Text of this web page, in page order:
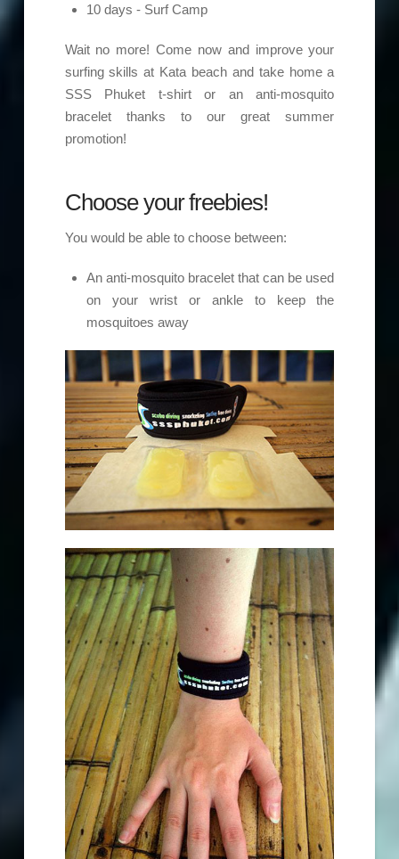
10 days - Surf Camp
Wait no more! Come now and improve your
surfing skills at Kata beach and take home a
SSS Phuket t-shirt or an anti-mosquito
bracelet thanks to our great summer
promotion!
Choose your freebies!
You would be able to choose between:
An anti-mosquito bracelet that can be used
on your wrist or ankle to keep the
mosquitoes away